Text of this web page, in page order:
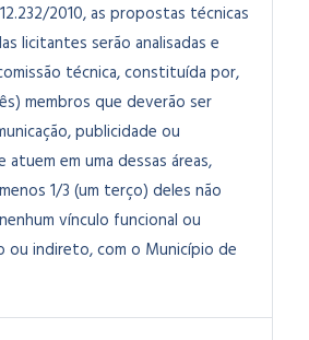
2010, as propostas técnicas
licitantes serão analisadas e
técnica, constituída por,
membros que deverão ser
publicidade ou
em uma dessas áreas,
1/3 (um terço) deles não
vínculo funcional ou
indireto, com o Município de